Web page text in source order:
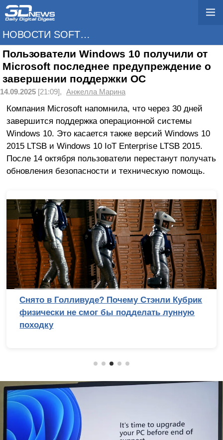
НОВОСТИ SOFTWARE
Пользователи Windows 10 получили от
Microsoft последнее предупреждение о
завершении поддержки ОС
14.09.2025 [21:09], Анжелла Марина
Компания Microsoft напомнила, что через 30 дней
завершится поддержка операционной системы
Windows 10. Это касается также версий Windows 10
2015 LTSB и Windows 10 IoT Enterprise LTSB 2015.
После 14 октября пользователи перестанут получать
обновления безопасности и техническую помощь.
Сравнительный тест камер флагманских
смартфонов (2026): итоги